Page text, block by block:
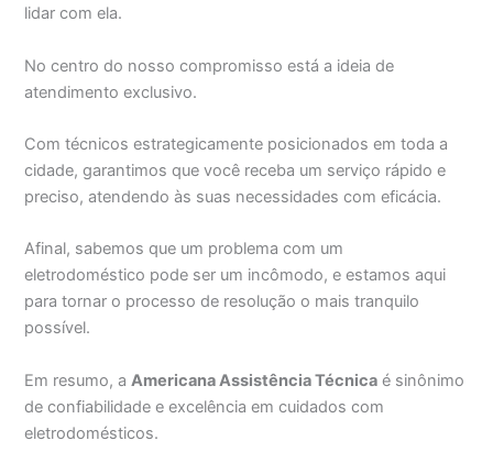
lidar com ela.
No centro do nosso compromisso está a ideia de
atendimento exclusivo.
Com técnicos estrategicamente posicionados em toda a
cidade, garantimos que você receba um serviço rápido e
preciso, atendendo às suas necessidades com eficácia.
Afinal, sabemos que um problema com um
eletrodoméstico pode ser um incômodo, e estamos aqui
para tornar o processo de resolução o mais tranquilo
possível.
Em resumo, aAmericana Assistência Técnica é sinônimo
de confiabilidade e excelência em cuidados com
eletrodomésticos.